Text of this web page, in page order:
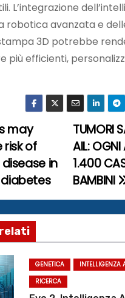
L’integrazione
robotica avanzata e
3D potrebbe
più efficienti,
TUMORI
AIL:
1.400
BAMBINI
may
risk of
in
GENETICA
INTELLIGENZA
RICERCA